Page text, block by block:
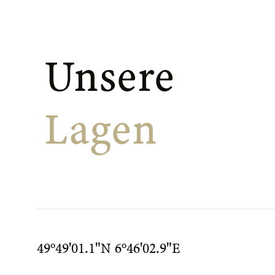
Lagen
49°49'01.1"N 6°46'02.9"E